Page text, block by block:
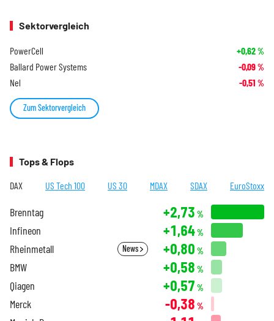
Sektorvergleich
PowerCell +0,62%
Ballard Power Systems -0,09%
Nel -0,51 %
Zum Sektorvergleich
Tops & Flops
DAX US Tech 100 US 30 MDAX SDAX EuroStoxx
Brenntag +2,73 %
Infineon +1,64%
Rheinmetall News +0,80 %
BMW +0,58 %
Qiagen +0,57 %
Merck -0,38 %